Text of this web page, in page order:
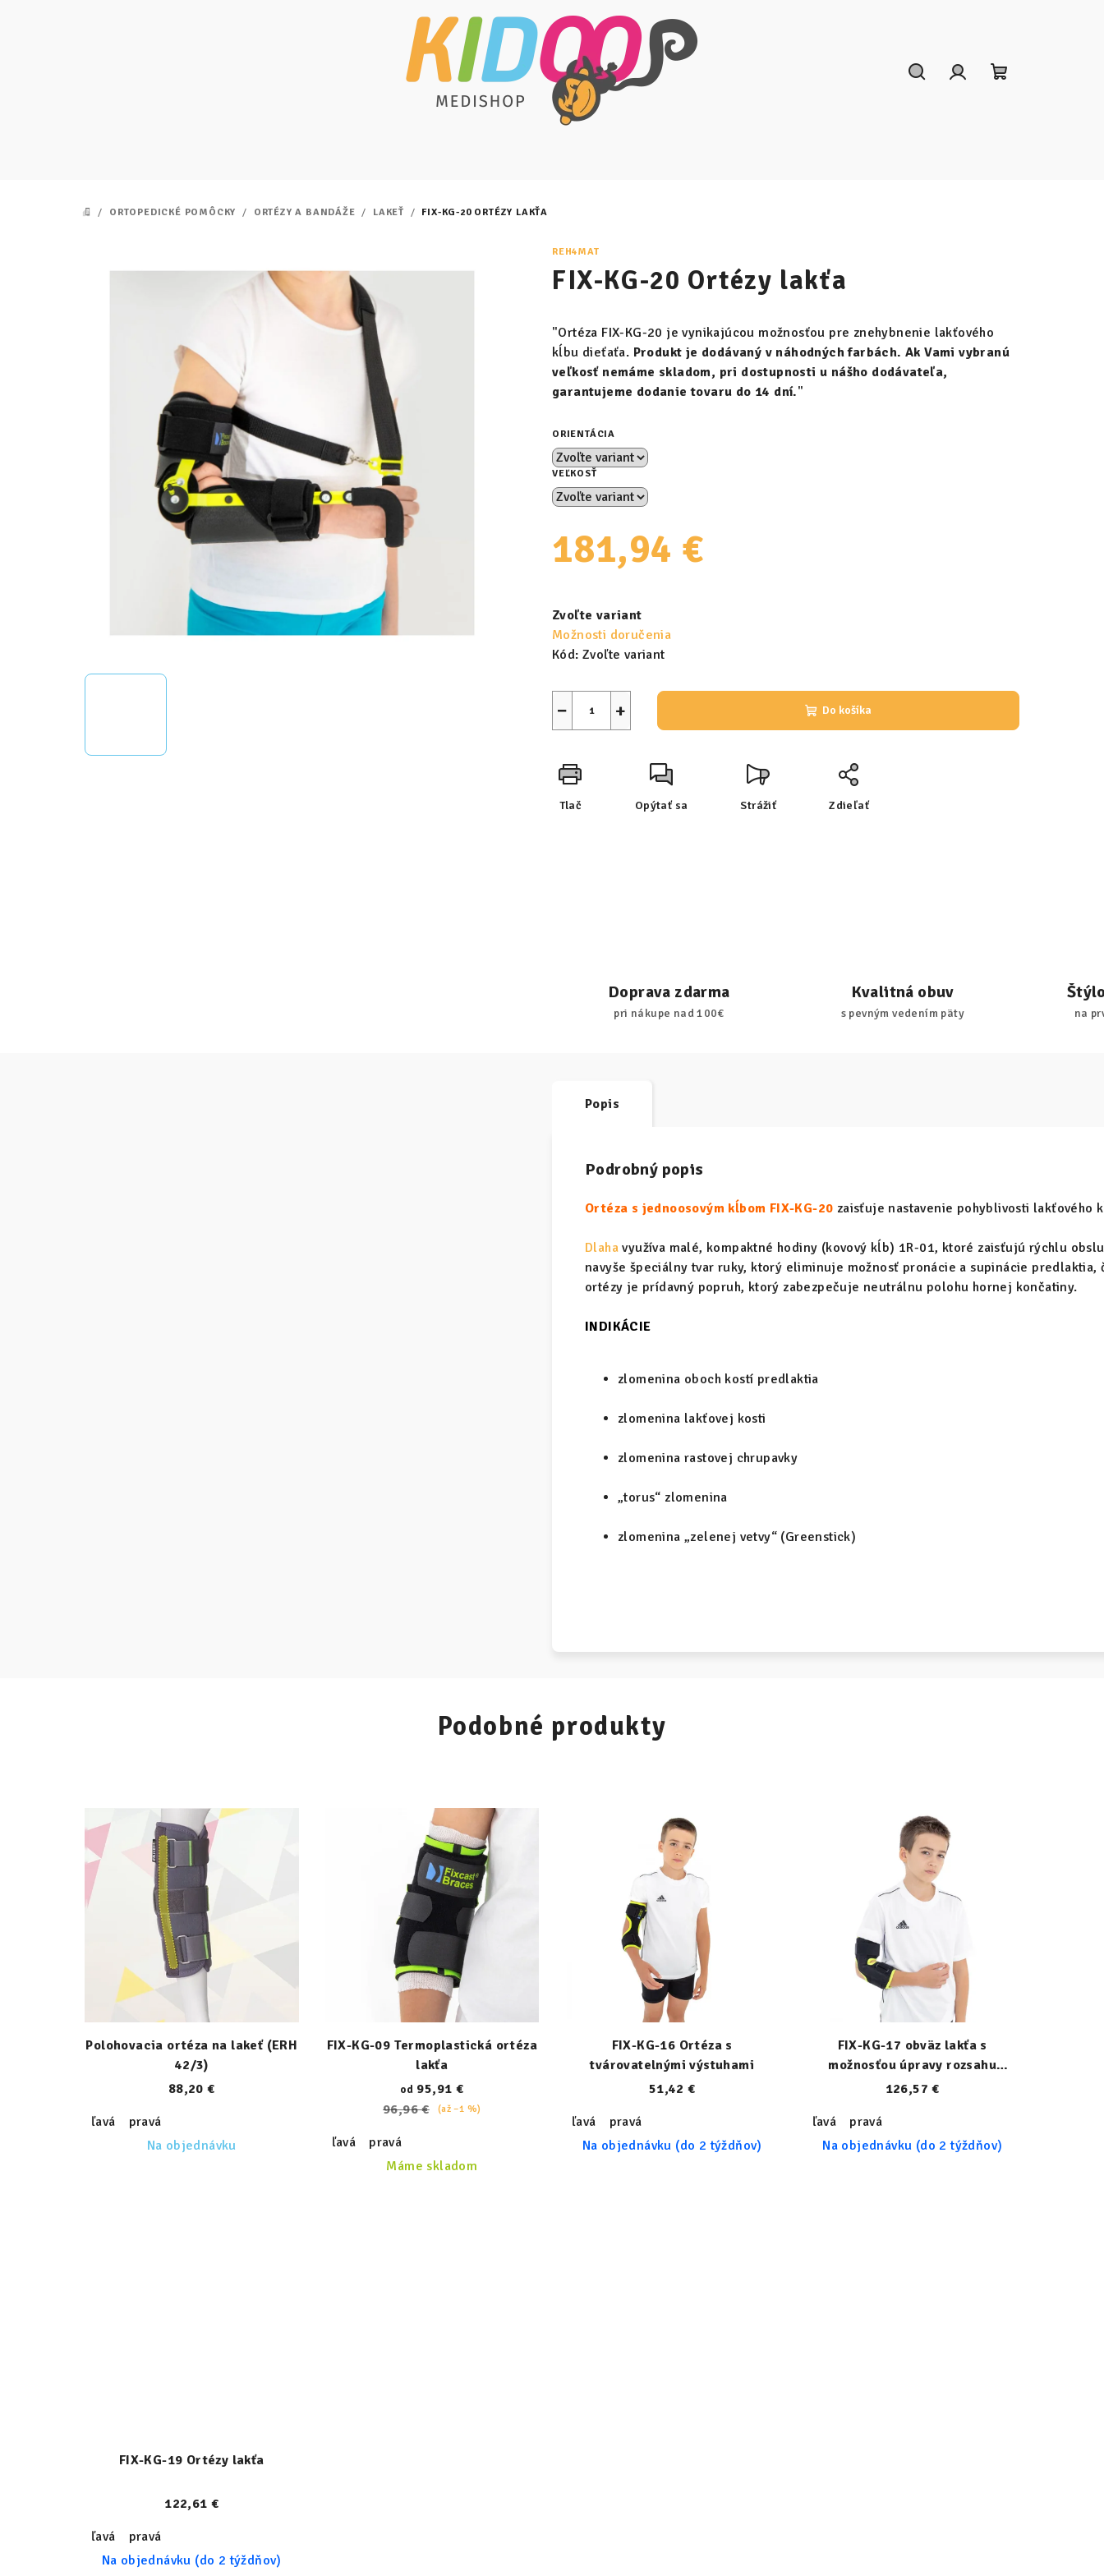
DOMOV
/ ORTOPEDICKÉ POMÔCKY / ORTÉZY A BANDÁŽE / LAKEŤ / FIX-KG-20 ORTÉZY LAKŤA
REH4MAT
FIX-KG-20 Ortézy lakťa
"Ortéza FIX-KG-20 je vynikajúcou možnosťou pre znehybnenie lakťového
kĺbu dieťaťa. Produkt je dodávaný v náhodných farbách. Ak Vami vybranú
veľkosť nemáme skladom, pri dostupnosti u nášho dodávateľa,
garantujeme dodanie tovaru do 14 dní."
ORIENTÁCIA
VEĽKOSŤ
181,94 €
cena:
Zvoľte variant
Možnosti doručenia
Kód: Zvoľte variant
+
− Do košíka
Tlač Opýtať sa Strážiť Zdieľať
Doprava zdarma
pri nákupe nad 100€
Kvalitná obuv
s pevným vedením päty na
Popis
Podrobný popis
Ortéza s jednoosovým kĺbom FIX-KG-20 zaisťuje nastavenie pohyblivosti lakťového
Dlaha využíva malé, kompaktné hodiny (kovový kĺb) 1R-01, ktoré zaisťujú rýchlu
navyše špeciálny tvar ruky, ktorý eliminuje možnosť pronácie a supinácie
ortézy je prídavný popruh, ktorý zabezpečuje neutrálnu polohu hornej končatiny.
INDIKÁCIE
zlomenina oboch kostí predlaktia
zlomenina lakťovej kosti
zlomenina rastovej chrupavky
„torus“ zlomenina
zlomenina „zelenej vetvy“ (Greenstick)
Podobné produkty
Polohovacia ortéza na lakeť (ERH
42/3)
88,20 €
ľavá
pravá
Na objednávku
FIX-KG-09 Termoplastická ortéza
lakťa
od 95,91 €
96,96 €
(až –1 %)
ľavá
pravá
Máme skladom
FIX-KG-16 Ortéza s
tvárovatelnými výstuhami
51,42 €
ľavá
pravá
Na objednávku (do 2 týždňov)
FIX-KG-17 obväz lakťa s
možnosťou úpravy rozsahu
pohybu
126,57 €
ľavá
pravá
Na objednávku (do 2 týždňov)
FIX-KG-19 Ortézy lakťa
122,61 €
ľavá
pravá
Na objednávku (do 2 týždňov)